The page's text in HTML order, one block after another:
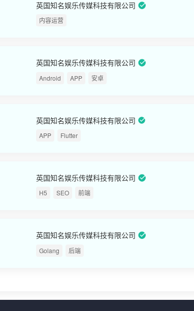
英国知名娱乐传媒科技有限公司
内容运营
英国知名娱乐传媒科技有限公司
Android APP 安卓
英国知名娱乐传媒科技有限公司
APP Flutter
英国知名娱乐传媒科技有限公司
H5 SEO 前端
英国知名娱乐传媒科技有限公司
Golang 后端